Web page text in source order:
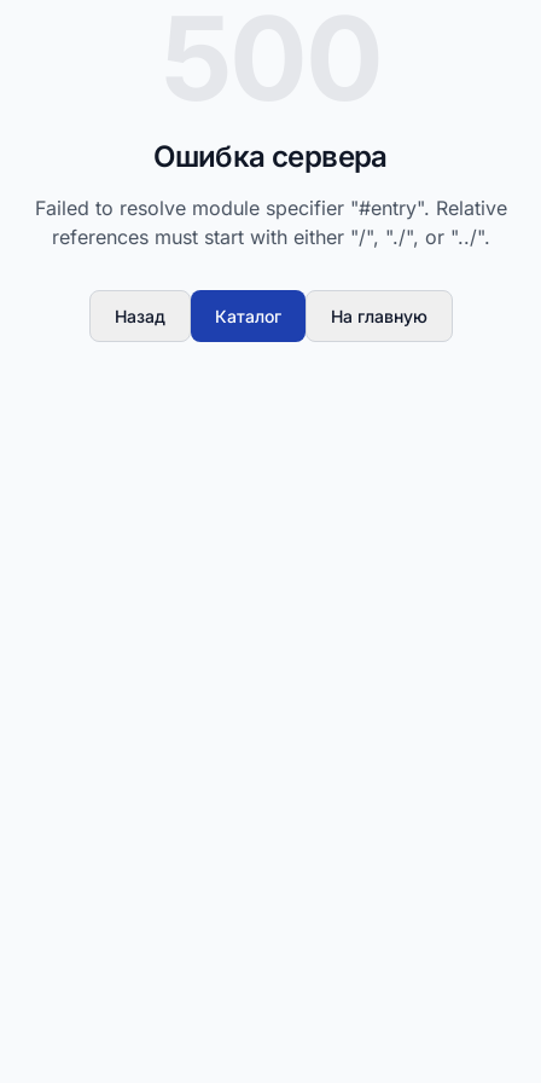
Ошибка сервера
Failed to resolve module specifier "#entry". Relative
references must start with either "/", "./", or "../".
Назад Каталог На главную